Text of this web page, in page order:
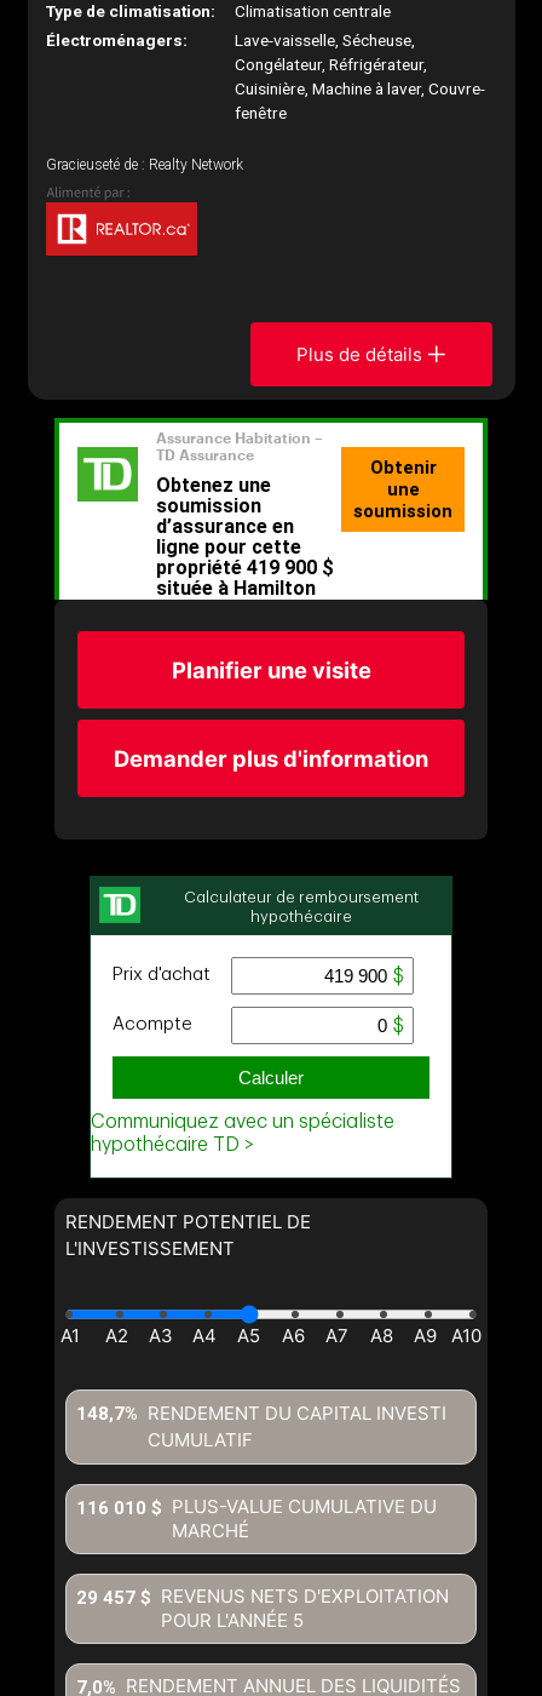
Type de climatisation:
Climatisation centrale
Électroménagers:
Lave-vaisselle, Sécheuse,
Congélateur, Réfrigérateur,
Cuisinière, Machine à laver, Couvre-
fenêtre
Gracieuseté de : Realty Network
Plus de détails
Planifier une visite
Demander plus d'information
RENDEMENT POTENTIEL DE
L'INVESTISSEMENT
RENDEMENT DU CAPITAL INVESTI
CUMULATIF
148,7%
PLUS-VALUE CUMULATIVE DU
MARCHÉ
116 010 $
REVENUS NETS D'EXPLOITATION
POUR L'ANNÉE 5
29 457 $
RENDEMENT ANNUEL DES LIQUIDITÉS
7,0%